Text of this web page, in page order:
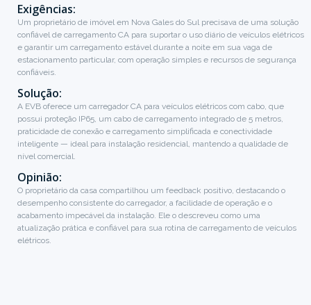
Exigências:
Um proprietário de imóvel em Nova Gales do Sul precisava de uma solução
confiável de carregamento CA para suportar o uso diário de veículos elétricos
e garantir um carregamento estável durante a noite em sua vaga de
estacionamento particular, com operação simples e recursos de segurança
confiáveis.
Solução:
A EVB oferece um carregador CA para veículos elétricos com cabo, que
possui proteção IP65, um cabo de carregamento integrado de 5 metros,
praticidade de conexão e carregamento simplificada e conectividade
inteligente — ideal para instalação residencial, mantendo a qualidade de
nível comercial.
Opinião:
O proprietário da casa compartilhou um feedback positivo, destacando o
desempenho consistente do carregador, a facilidade de operação e o
acabamento impecável da instalação. Ele o descreveu como uma
atualização prática e confiável para sua rotina de carregamento de veículos
elétricos.